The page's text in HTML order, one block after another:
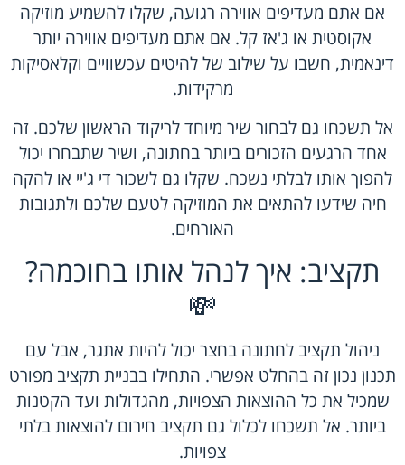
אם אתם מעדיפים אווירה רגועה, שקלו להשמיע מוזיקה
אקוסטית או ג'אז קל. אם אתם מעדיפים אווירה יותר
דינאמית, חשבו על שילוב של להיטים עכשוויים וקלאסיקות
מרקידות.
אל תשכחו גם לבחור שיר מיוחד לריקוד הראשון שלכם. זה
אחד הרגעים הזכורים ביותר בחתונה, ושיר שתבחרו יכול
להפוך אותו לבלתי נשכח. שקלו גם לשכור די ג'יי או להקה
חיה שידעו להתאים את המוזיקה לטעם שלכם ולתגובות
האורחים.
תקציב: איך לנהל אותו בחוכמה?
💸
ניהול תקציב לחתונה בחצר יכול להיות אתגר, אבל עם
תכנון נכון זה בהחלט אפשרי. התחילו בבניית תקציב מפורט
שמכיל את כל ההוצאות הצפויות, מהגדולות ועד הקטנות
ביותר. אל תשכחו לכלול גם תקציב חירום להוצאות בלתי
צפויות.